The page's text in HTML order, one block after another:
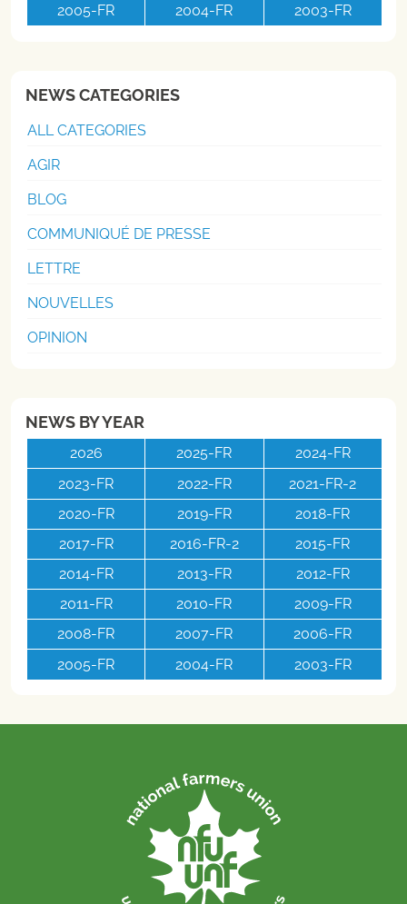
2005-FR
2004-FR 2003-FR
NEWS CATEGORIES
ALL CATEGORIES
AGIR
BLOG
COMMUNIQUÉ DE PRESSE
LETTRE
NOUVELLES
OPINION
NEWS BY YEAR
2026 2025-FR
2024-FR
2023-FR
2022-FR
2021-FR-2
2020-FR
2019-FR
2018-FR
2017-FR
2016-FR-2
2015-FR
2014-FR
2013-FR
2012-FR
2011-FR
2010-FR
2009-FR
2008-FR
2007-FR
2006-FR
2005-FR
2004-FR 2003-FR